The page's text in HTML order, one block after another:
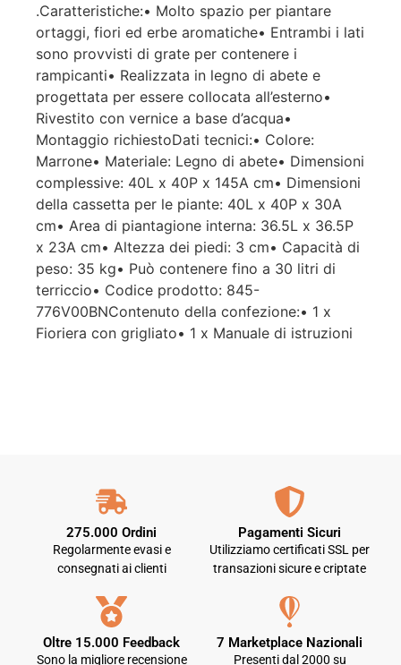
.Caratteristiche:• Molto spazio per piantare
ortaggi, fiori ed erbe aromatiche• Entrambi i lati
sono provvisti di grate per contenere i
rampicanti• Realizzata in legno di abete e
progettata per essere collocata all’esterno•
Rivestito con vernice a base d’acqua•
Montaggio richiestoDati tecnici:• Colore:
Marrone• Materiale: Legno di abete• Dimensioni
complessive: 40L x 40P x 145A cm• Dimensioni
della cassetta per le piante: 40L x 40P x 30A
cm• Area di piantagione interna: 36.5L x 36.5P
x 23A cm• Altezza dei piedi: 3 cm• Capacità di
peso: 35 kg• Può contenere fino a 30 litri di
terriccio• Codice prodotto: 845-
776V00BNContenuto della confezione:• 1 x
Fioriera con grigliato• 1 x Manuale di istruzioni
275.000 Ordini
Regolarmente evasi e
consegnati ai clienti
Pagamenti Sicuri
Utilizziamo certificati SSL per
transazioni sicure e criptate
Oltre 15.000 Feedback
Sono la migliore recensione
7 Marketplace Nazionali
Presenti dal 2000 su